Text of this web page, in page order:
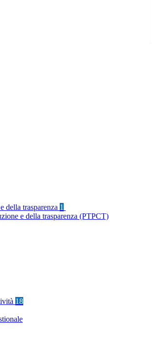
della trasparenza 1
e della trasparenza (PTPCT)
18